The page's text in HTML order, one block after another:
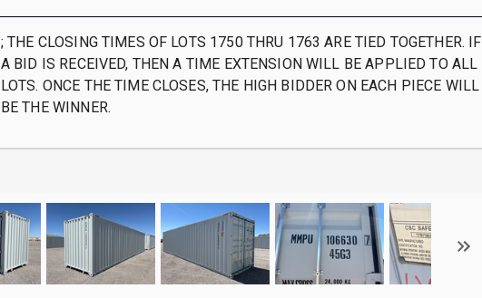
; THE CLOSING TIMES OF LOTS 1750 THRU 1763 ARE TIED TOGETHER. IF
A BID IS RECEIVED, THEN A TIME EXTENSION WILL BE APPLIED TO ALL
LOTS. ONCE THE TIME CLOSES, THE HIGH BIDDER ON EACH PIECE WILL
BE THE WINNER.